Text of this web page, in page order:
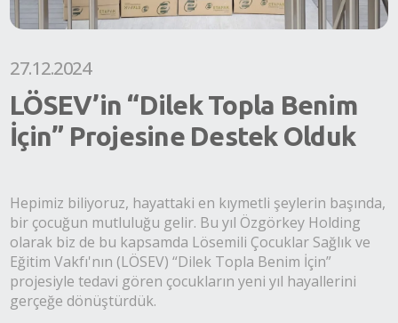
27.12.2024
LÖSEV’in “Dilek Topla Benim
İçin” Projesine Destek Olduk
Hepimiz biliyoruz, hayattaki en kıymetli şeylerin başında,
bir çocuğun mutluluğu gelir. Bu yıl Özgörkey Holding
olarak biz de bu kapsamda Lösemili Çocuklar Sağlık ve
Eğitim Vakfı'nın (LÖSEV) “Dilek Topla Benim İçin”
projesiyle tedavi gören çocukların yeni yıl hayallerini
gerçeğe dönüştürdük.